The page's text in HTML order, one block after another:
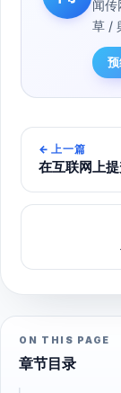
闻传
草 /
← 上一篇
在互联网上
ON THIS PAGE
章节目录